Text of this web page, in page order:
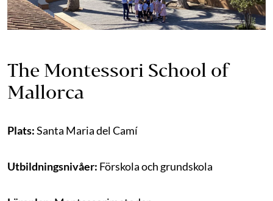
The Montessori School of
Mallorca
Plats:Santa Maria del Camí
Utbildningsnivåer: Förskola och grundskola